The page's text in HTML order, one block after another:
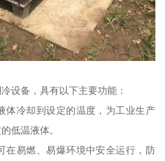
设备，具有以下主要功能：
体冷却到设定的温度，为工业生产
低温液体。
在易燃、易爆环境中安全运行，防